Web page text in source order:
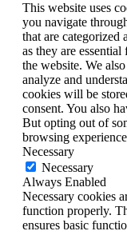
This website uses
you navigate
that are categorized
as they are
the website. We
analyze and
cookies will be
consent. You also
But opting out of
browsing
Necessary
Necessary
Always Enabled
Necessary cookies
function properly.
ensures basic